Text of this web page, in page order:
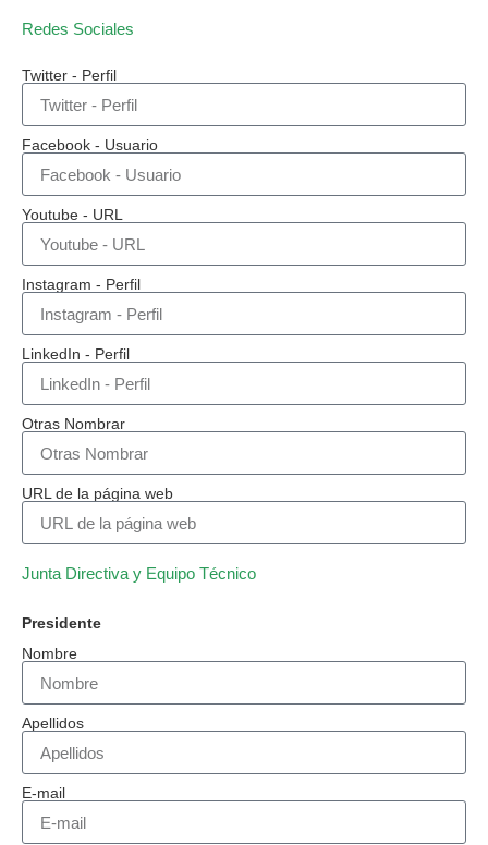
Redes Sociales
Twitter - Perfil
Facebook - Usuario
Youtube - URL
Instagram - Perfil
LinkedIn - Perfil
Otras Nombrar
URL de la página web
Junta Directiva y Equipo Técnico
Presidente
Nombre
Apellidos
E-mail